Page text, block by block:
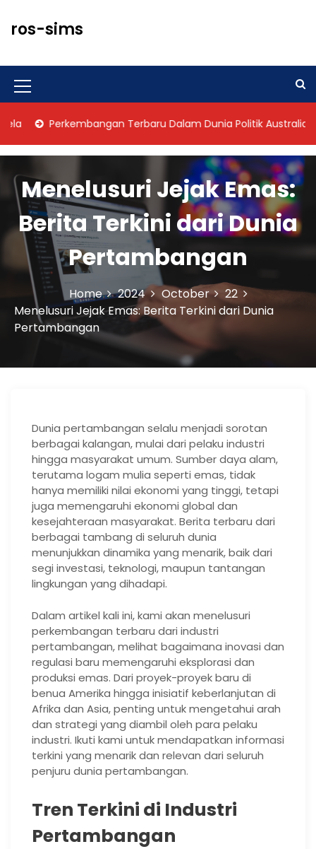
t
c
t
ros-sims
M
e
n
I
c
o
n
Perkembangan Terbaru Dalam Dunia Politik Australia
Menelusuri Jejak Emas:
Berita Terkini dari Dunia
Pertambangan
Home 2024 October
22
Menelusuri Jejak Emas: Berita Terkini dari Dunia
Pertambangan
Dunia pertambangan selalu menjadi sorotan
berbagai kalangan, mulai dari pelaku industri
hingga masyarakat umum. Sumber daya alam,
terutama logam mulia seperti emas, tidak
hanya memiliki nilai ekonomi yang tinggi, tetapi
juga memengaruhi ekonomi global dan
kesejahteraan masyarakat. Berita terbaru dari
berbagai tambang di seluruh dunia
menunjukkan dinamika yang menarik, baik dari
segi investasi, teknologi, maupun tantangan
lingkungan yang dihadapi.
Dalam artikel kali ini, kami akan menelusuri
perkembangan terbaru dari industri
pertambangan, melihat bagaimana inovasi dan
regulasi baru memengaruhi eksplorasi dan
produksi emas. Dari proyek-proyek baru di
benua Amerika hingga inisiatif keberlanjutan di
Afrika dan Asia, penting untuk mengetahui arah
dan strategi yang diambil oleh para pelaku
industri. Ikuti kami untuk mendapatkan informasi
terkini yang menarik dan relevan dari seluruh
penjuru dunia pertambangan.
Tren Terkini di Industri
Pertambangan